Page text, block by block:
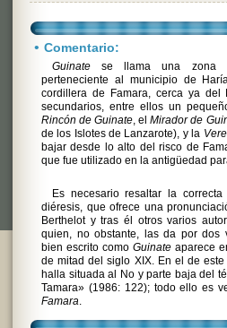
• Comentario:
Guinate se llama una zona
perteneciente al municipio de
cordillera de Famara, cerca ya del
secundarios, entre ellos un
Rincón de Guinate, elMirador de
de los Islotes de Lanzarote), y la
bajar desde lo alto del risco de
que fue utilizado en la antigüedad
Es necesario resaltar la
diéresis, que ofrece una
Berthelot y tras él otros varios
quien, no obstante, las da por dos
bien escrito como Guinate aparece
de mitad del siglo XIX. En el de
halla situada al No y parte baja del
Tamara» (1986: 122); todo ello es
Famara.